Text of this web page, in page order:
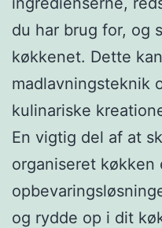
du har brug for, og
køkkenet. Dette
madlavningsteknik
kulinariske
En vigtig del af at
organiseret køkken
og rydde op i dit